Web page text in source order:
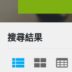
搜尋結果